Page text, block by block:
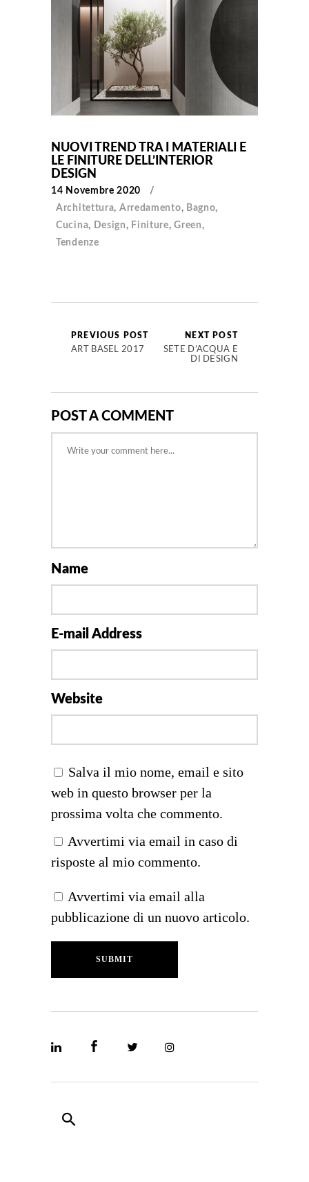
NUOVI TREND TRA I MATERIALI E
LE FINITURE DELL’INTERIOR
DESIGN
14 Novembre 2020
Architettura, Arredamento, Bagno,
Cucina, Design, Finiture,Green,
Tendenze
PREVIOUS POST
ART BASEL 2017
NEXT POST
SETE D’ACQUA E
DI DESIGN
POST A COMMENT
Name
E-mail Address
Website
Salva il mio nome, email e sito
web in questo browser per la
prossima volta che commento.
Avvertimi via email in caso di
risposte al mio commento.
Avvertimi via email alla
pubblicazione di un nuovo articolo.
SUBMIT